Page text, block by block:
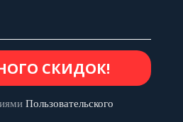
Пользовательского